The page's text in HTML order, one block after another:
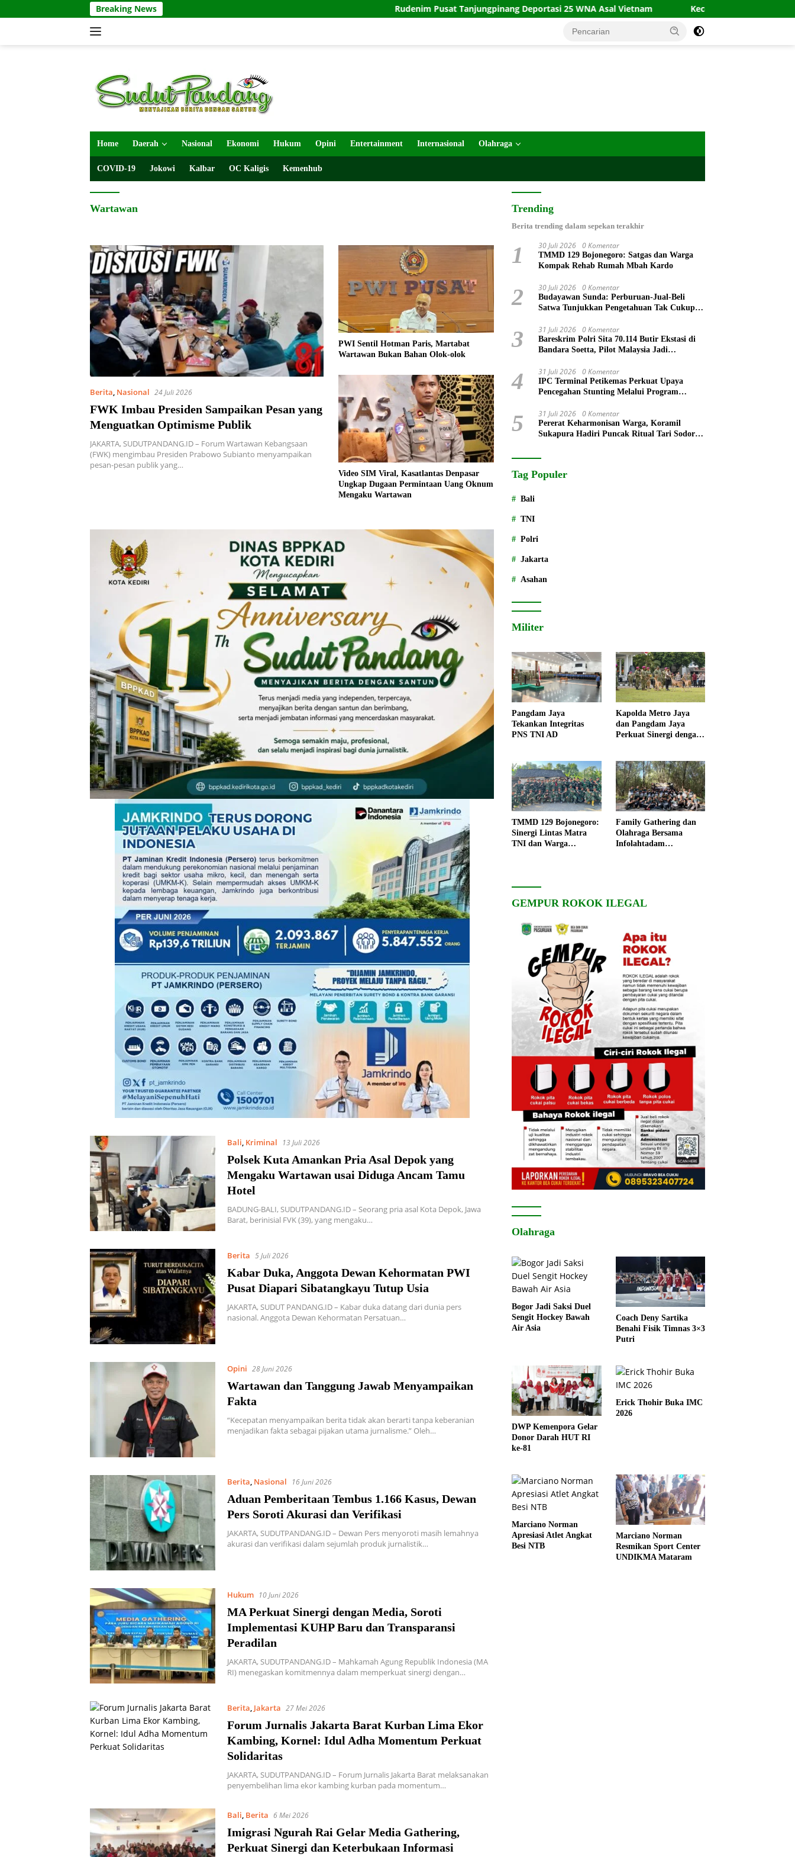
ke
Breaking News Rudenim Pusat Tanjungpinang Deportasi 25 WNA Asal Vietnam Kecelakaan Kapal Terus Berulang,
Home Daerah Nasional Ekonomi Hukum Opini Entertainment Internasional Olahraga
COVID-19 Jokowi Kalbar OC Kaligis Kemenhub
Wartawan
Berita, Nasional 24 Juli 2026
FWK Imbau Presiden Sampaikan Pesan yang
Menguatkan Optimisme Publik
JAKARTA, SUDUTPANDANG.ID – Forum Wartawan Kebangsaan
(FWK) mengimbau Presiden Prabowo Subianto menyampaikan
pesan-pesan publik yang…
PWI Sentil Hotman Paris, Martabat
Wartawan Bukan Bahan Olok-olok
Video SIM Viral, Kasatlantas Denpasar
Ungkap Dugaan Permintaan Uang Oknum
Mengaku Wartawan
Bali, Kriminal 13 Juli 2026
Polsek Kuta Amankan Pria Asal Depok yang
Mengaku Wartawan usai Diduga Ancam Tamu
Hotel
BADUNG-BALI, SUDUTPANDANG.ID – Seorang pria asal Kota Depok, Jawa
Barat, berinisial FVK (39), yang mengaku…
Berita 5 Juli 2026
Kabar Duka, Anggota Dewan Kehormatan PWI
Pusat Diapari Sibatangkayu Tutup Usia
JAKARTA, SUDUT PANDANG.ID – Kabar duka datang dari dunia pers
nasional. Anggota Dewan Kehormatan Persatuan…
Opini 28 Juni 2026
Wartawan dan Tanggung Jawab Menyampaikan
Fakta
“Kecepatan menyampaikan berita tidak akan berarti tanpa keberanian
menjadikan fakta sebagai pijakan utama jurnalisme.” Oleh…
Berita, Nasional 16 Juni 2026
Aduan Pemberitaan Tembus 1.166 Kasus, Dewan
Pers Soroti Akurasi dan Verifikasi
JAKARTA, SUDUTPANDANG.ID – Dewan Pers menyoroti masih lemahnya
akurasi dan verifikasi dalam sejumlah produk jurnalistik…
Hukum 10 Juni 2026
MA Perkuat Sinergi dengan Media, Soroti
Implementasi KUHP Baru dan Transparansi
Peradilan
JAKARTA, SUDUTPANDANG.ID – Mahkamah Agung Republik Indonesia (MA
RI) menegaskan komitmennya dalam memperkuat sinergi dengan…
Berita, Jakarta 27 Mei 2026
Forum Jurnalis Jakarta Barat Kurban Lima Ekor
Kambing, Kornel: Idul Adha Momentum Perkuat
Solidaritas
JAKARTA, SUDUTPANDANG.ID – Forum Jurnalis Jakarta Barat melaksanakan
penyembelihan lima ekor kambing kurban pada momentum…
Bali, Berita 6 Mei 2026
Imigrasi Ngurah Rai Gelar Media Gathering,
Perkuat Sinergi dan Keterbukaan Informasi
Trending
Berita trending dalam sepekan terakhir
1 30 Juli 2026 0 Komentar
TMMD 129 Bojonegoro: Satgas dan Warga
Kompak Rehab Rumah Mbah Kardo
2 30 Juli 2026 0 Komentar
Budayawan Sunda: Perburuan-Jual-Beli
Satwa Tunjukkan Pengetahuan Tak Cukup
3 31 Juli 2026 0 Komentar
Bareskrim Polri Sita 70.114 Butir Ekstasi di
Bandara Soetta, Pilot Malaysia Jadi
4 31 Juli 2026 0 Komentar
IPC Terminal Petikemas Perkuat Upaya
Pencegahan Stunting Melalui Program
5 31 Juli 2026 0 Komentar
Pererat Keharmonisan Warga, Koramil
Sukapura Hadiri Puncak Ritual Tari Sodoran
Tag Populer
Bali
TNI
Polri
Jakarta
Asahan
Militer
Pangdam Jaya
Tekankan Integritas
PNS TNI AD
Kapolda Metro Jaya
dan Pangdam Jaya
Perkuat Sinergi dengan
TMMD 129 Bojonegoro:
Sinergi Lintas Matra
TNI dan Warga
Family Gathering dan
Olahraga Bersama
Infolahtadam
GEMPUR ROKOK ILEGAL
Olahraga
Bogor Jadi Saksi Duel
Sengit Hockey Bawah
Air Asia
Coach Deny Sartika
Benahi Fisik Timnas 3×3
Putri
DWP Kemenpora Gelar
Donor Darah HUT RI
ke-81
Erick Thohir Buka IMC
2026
Marciano Norman
Apresiasi Atlet Angkat
Besi NTB
Marciano Norman
Resmikan Sport Center
UNDIKMA Mataram